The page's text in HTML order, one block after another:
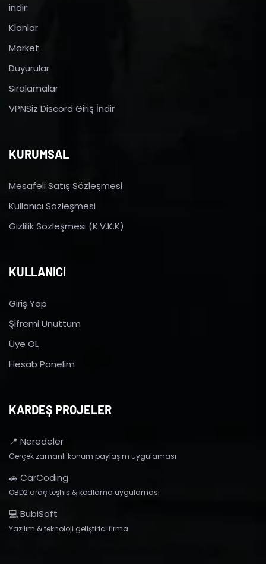
indir
Klanlar
Market
Duyurular
Sıralamalar
VPNSiz Discord Giriş İndir
KURUMSAL
Mesafeli Satış Sözleşmesi
Kullanıcı Sözleşmesi
Gizlilik Sözleşmesi (K.V.K.K)
KULLANICI
Giriş Yap
Şifremi Unuttum
Üye OL
Hesab Panelim
KARDEŞ PROJELER
📍 Neredeler
Gerçek zamanlı konum paylaşım uygulaması
🚗 CarCoding
OBD2 araç teşhis & kodlama uygulaması
💻 BubiSoft
Yazılım & teknoloji geliştirici firma